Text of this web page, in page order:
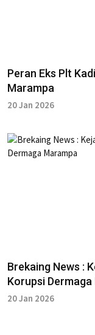
Peran Eks Plt
Marampa
20 Jan 2026
Brekaing News :
Korupsi
20 Jan 2026